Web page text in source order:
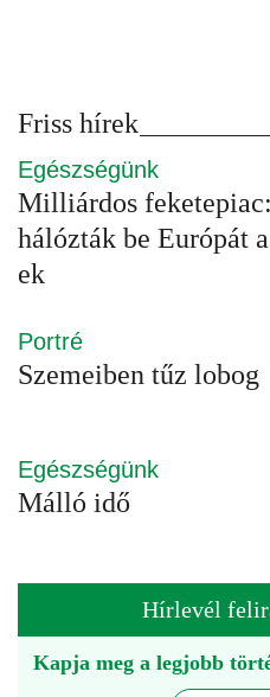
Friss hírek
Egészségünk
Milliárdos
hálózták be Európát
ek
Portré
Szemeiben tűz lobog
Egészségünk
Málló idő
Hírlevél
Kapja meg a legjobb